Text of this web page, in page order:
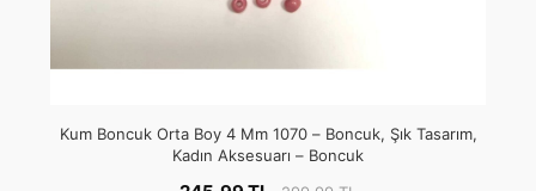
Kum Boncuk Orta Boy 4 Mm 1070 – Boncuk, Şık Tasarım,
Kadın Aksesuarı – Boncuk